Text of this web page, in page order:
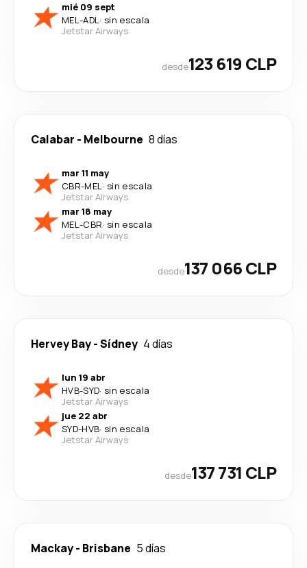
mié 09 sept
MEL-ADL· sin escala
Jetstar Airways
desde123 619 CLP
Calabar - Melbourne 8 días
mar 11 may
CBR-MEL· sin escala
Jetstar Airways
mar 18 may
MEL-CBR· sin escala
Jetstar Airways
desde137 066 CLP
Hervey Bay-Sídney 4 días
lun 19 abr
HVB-SYD· sin escala
Jetstar Airways
jue 22 abr
SYD-HVB· sin escala
Jetstar Airways
desde137 731 CLP
Mackay- Brisbane 5 días